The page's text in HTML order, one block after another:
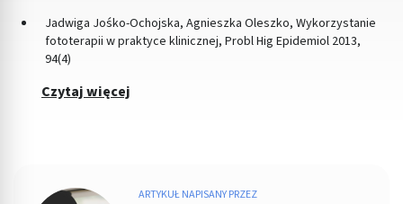
Jadwiga Jośko-Ochojska, Agnieszka Oleszko, Wykorzystanie
fototerapii w praktyce klinicznej, Probl Hig Epidemiol 2013,
94(4)
Czytaj więcej
ARTYKUŁ NAPISANY PRZEZ